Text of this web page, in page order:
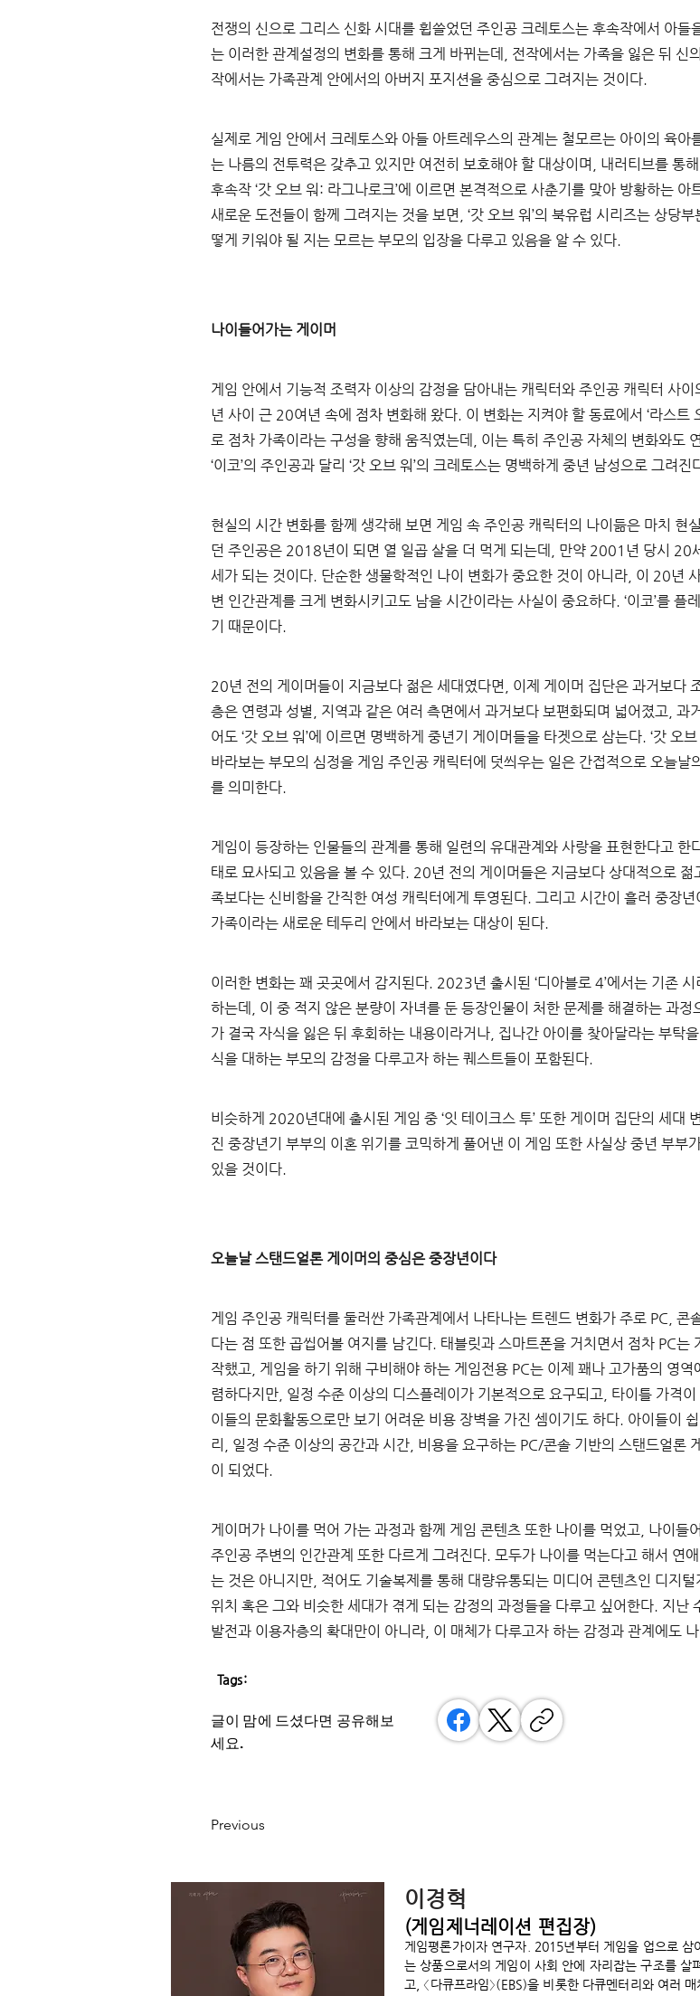
전쟁의 신으로 그리스 신화 시대를 휩쓸었던 주인공 크레토스는 후속작에서 아들
는 이러한 관계설정의 변화를 통해 크게 바뀌는데
전작에서는 가족을 잃은 뒤 신
작에서는 가족관계 안에서의 아버지 포지션을 중심으로 그려지는 것이다.
실제로 게임 안에서 크레토스와 아들 아트레우스의 관계는 철모르는 아이의 육아
는 나름의 전투력은 갖추고 있지만 여전히 보호해야 할 대상이며
내러티브를 통
후속작 ‘갓 오브 워 : 라그나로크’에 이르면 본격적으로 사춘기를 맞아 방황하는
새로운 도전들이 함께 그려지는 것을 보면 , ‘갓 오브 워’의 북유럽 시리즈는 상당
떻게 키워야 될 지는 모르는 부모의 입장을 다루고 있음을 알 수 있다.
나이들어가는 게이머
게임 안에서 기능적 조력자 이상의 감정을 담아내는 캐릭터와 주인공 캐릭터 사이
년 사이 근 20여년 속에 점차 변화해 왔다. 이 변화는 지켜야 할 동료에서 ‘라스트
로 점차 가족이라는 구성을 향해 움직였는데
이는 특히 주인공 자체의 변화와도
‘이코’의 주인공과 달리 ‘갓 오브 워’의 크레토스는 명백하게 중년 남성으로 그려진
현실의 시간 변화를 함께 생각해 보면 게임 속 주인공 캐릭터의 나이듦은 마치 현
던 주인공은 2018년이 되면 열 일곱 살을 더 먹게 되는데 만약 2001 년 당시 20
세가 되는 것이다. 단순한 생물학적인 나이 변화가 중요한 것이 아니라 이 20년
변 인간관계를 크게 변화시키고도 남을 시간이라는 사실이 중요하다. ‘이코’를 플
기 때문이다.
20년 전의 게이머들이 지금보다 젊은 세대였다면 이제 게이머 집단은 과거보다
층은 연령과 성별
지역과 같은 여러 측면에서 과거보다 보편화되며 넓어졌고 과
어도 ‘갓 오브 워’에 이르면 명백하게 중년기 게이머들을 타겟으로 삼는다. ‘갓 오브
바라보는 부모의 심정을 게임 주인공 캐릭터에 덧씌우는 일은 간접적으로 오늘날
를 의미한다.
게임이 등장하는 인물들의 관계를 통해 일련의 유대관계와 사랑을 표현한다고 한
태로 묘사되고 있음을 볼 수 있다. 20년 전의 게이머들은 지금보다 상대적으로
족보다는 신비함을 간직한 여성 캐릭터에게 투영된다. 그리고 시간이 흘러 중장
가족이라는 새로운 테두리 안에서 바라보는 대상이 된다.
이러한 변화는 꽤 곳곳에서 감지된다. 2023년 출시된 ‘디아블로 4’에서는 기존
하는데
이 중 적지 않은 분량이 자녀를 둔 등장인물이 처한 문제를 해결하는 과정
가 결국 자식을 잃은 뒤 후회하는 내용이라거나 집나간 아이를 찾아달라는 부탁
식을 대하는 부모의 감정을 다루고자 하는 퀘스트들이 포함된다.
비슷하게 2020년대에 출시된 게임 중 ‘잇 테이크스 투’ 또한 게이머 집단의 세대
진 중장년기 부부의 이혼 위기를 코믹하게 풀어낸 이 게임 또한 사실상 중년 부부
있을 것이다.
오늘날 스탠드얼론 게이머의 중심은 중장년이다
게임 주인공 캐릭터를 둘러싼 가족관계에서 나타나는 트렌드 변화가 주로 PC, 콘
다는 점 또한 곱씹어볼 여지를 남긴다. 태블릿과 스마트폰을 거치면서 점차 PC는
작했고 게임을 하기 위해 구비해야 하는 게임전용 PC는 이제 꽤나 고가품의 영역
렴하다지만 일정 수준 이상의 디스플레이가 기본적으로 요구되고 타이틀 가격이
이들의 문화활동으로만 보기 어려운 비용 장벽을 가진 셈이기도 하다. 아이들이
리
일정 수준 이상의 공간과 시간 비용을 요구하는 PC/콘솔 기반의 스탠드얼론
이 되었다.
게이머가 나이를 먹어 가는 과정과 함께 게임 콘텐츠 또한 나이를 먹었고 나이들
주인공 주변의 인간관계 또한 다르게 그려진다. 모두가 나이를 먹는다고 해서 연애
는 것은 아니지만 적어도 기술복제를 통해 대량유통되는 미디어 콘텐츠인 디지
위치 혹은 그와 비슷한 세대가 겪게 되는 감정의 과정들을 다루고 싶어한다. 지난
발전과 이용자층의 확대만이 아니라 이 매체가 다루고자 하는 감정과 관계에도
Tags:
글이 맘에 드셨다면 ​공유해보
세요.
Previous
(게임제너레이션 편집장)
이경혁
게임평론가이자 연구자. 2015년부터 게임을 업으로
는 상품으로서의 게임이 사회 안에 자리잡는 구조를 살
고, 〈다큐프라임〉(EBS)을 비롯한 다큐멘터리와 여러